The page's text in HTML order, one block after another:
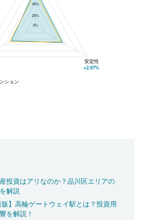
40%
20%
0%
ション
安定性
+2.67%
投資はアリなのか？品川区エリアの
解説
版】高輪ゲートウェイ駅とは？投資用
を解説！